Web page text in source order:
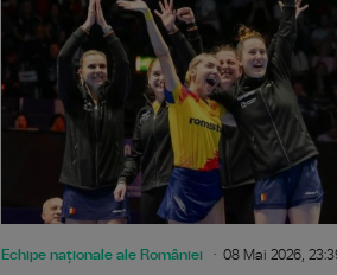
Echipe naționale ale României 08 Mai 2026,